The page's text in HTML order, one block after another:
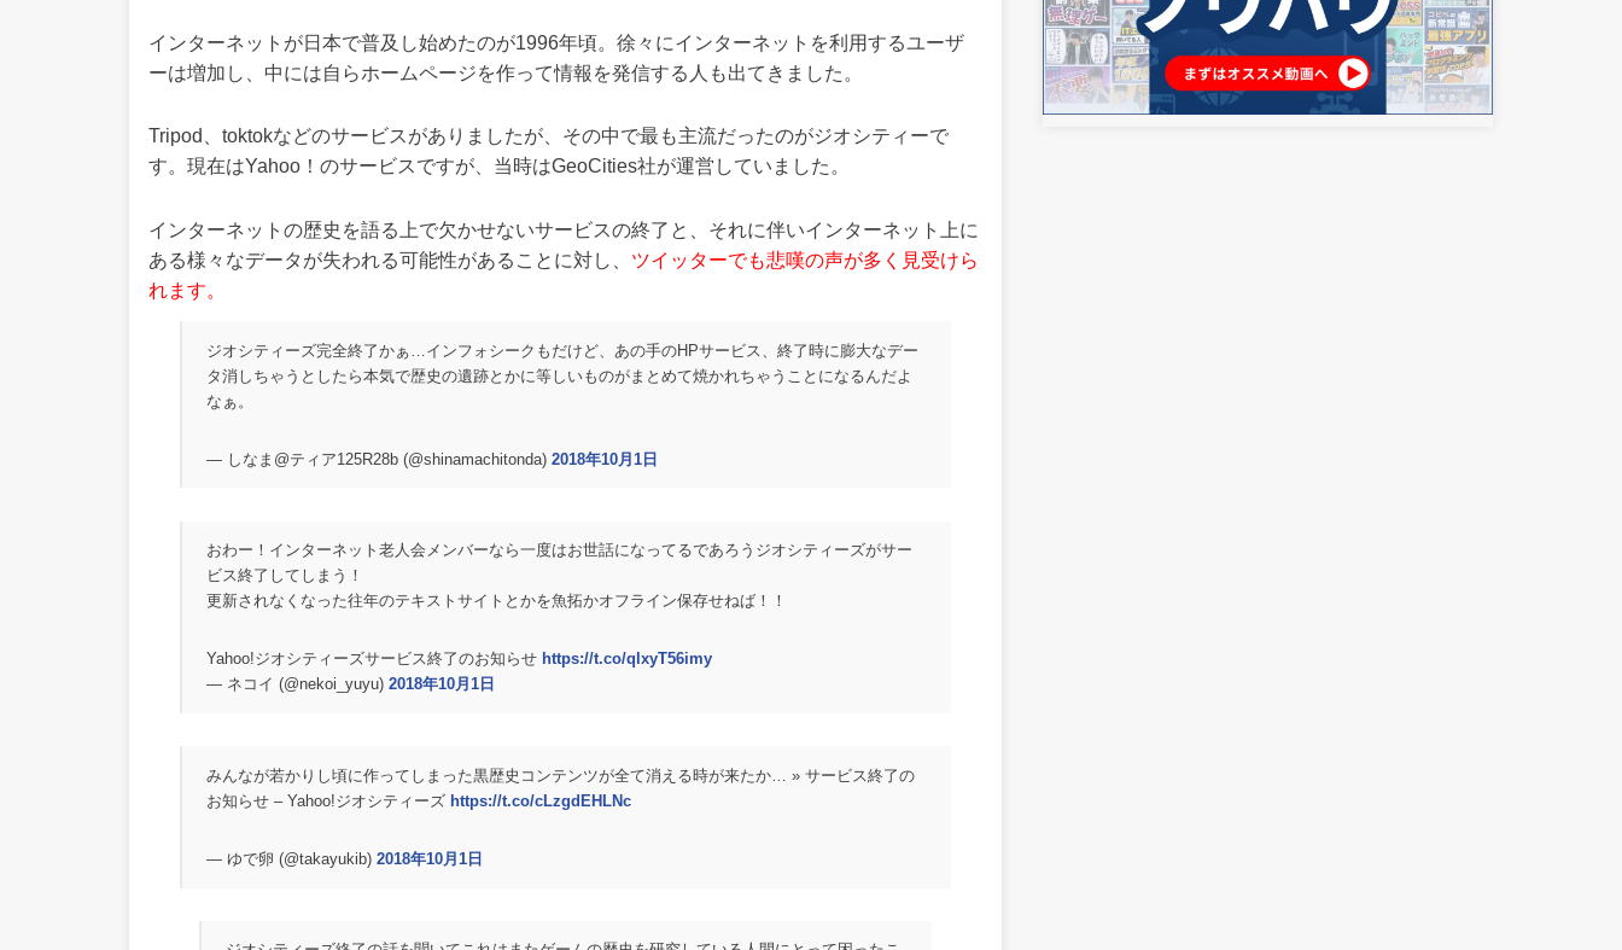
インターネットが日本で普及し始めたのが1996年頃。徐々にインターネットを利用するユーザ
ーは増加し、中には自らホームページを作って情報を発信する人も出てきました。
Tripod、toktokなどのサービスがありましたが、その中で最も主流だったのがジオシティーで
す。現在はYahoo！のサービスですが、当時はGeoCities社が運営していました。
インターネットの歴史を語る上で欠かせないサービスの終了と、それに伴いインターネット上に
ある様々なデータが失われる可能性があることに対し、 ツイッターでも悲嘆の声が多く見受けら
れます。
ジオシティーズ完全終了かぁ…インフォシークもだけど、あの手のHPサービス、終了時に膨大なデー
タ消しちゃうとしたら本気で歴史の遺跡とかに等しいものがまとめて焼かれちゃうことになるんだよ
なぁ。
— しなま@ティア125R28b (@shinamachitonda) 2018年10月1日
おわー！インターネット老人会メンバーなら一度はお世話になってるであろうジオシティーズがサー
ビス終了してしまう！
更新されなくなった往年のテキストサイトとかを魚拓かオフライン保存せねば！！
Yahoo!ジオシティーズサービス終了のお知らせ https://t.co/qlxyT56imy
— ネコイ (@nekoi_yuyu) 2018年10月1日
みんなが若かりし頃に作ってしまった黒歴史コンテンツが全て消える時が来たか… » サービス終了の
お知らせ – Yahoo!ジオシティーズ https://t.co/cLzgdEHLNc
— ゆで卵 (@takayukib) 2018年10月1日